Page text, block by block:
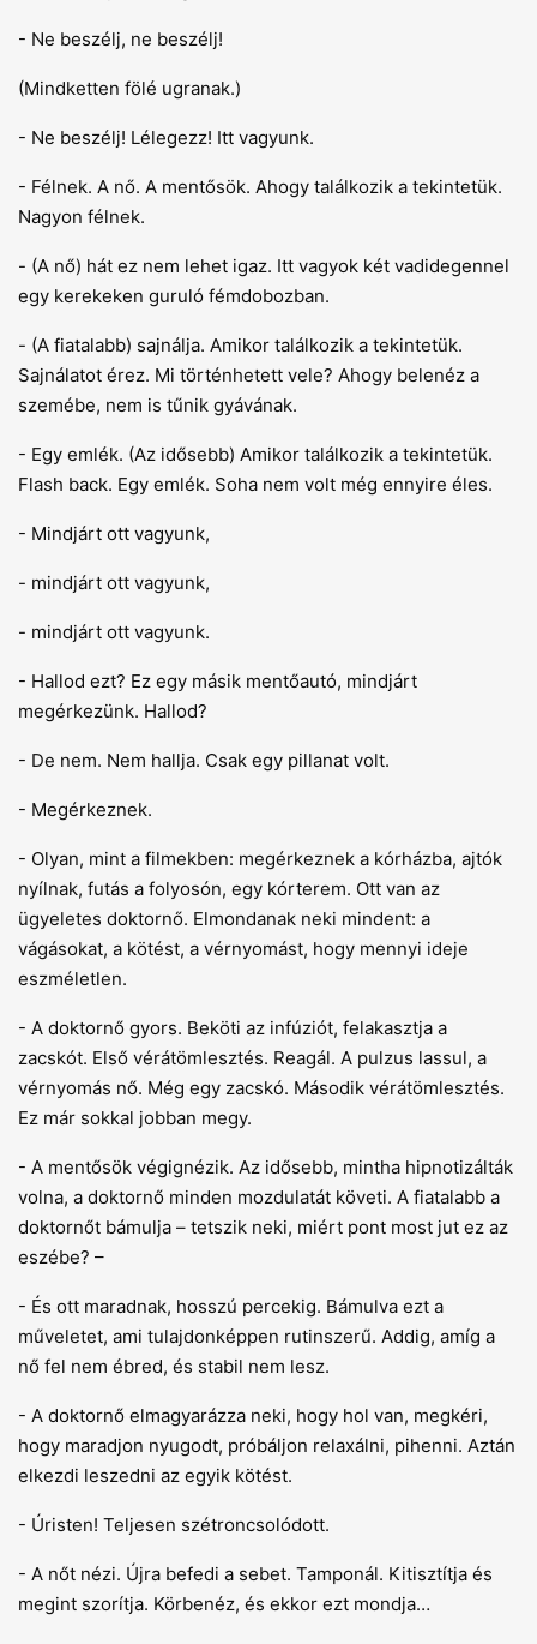
- Ne beszélj, ne beszélj!
(Mindketten fölé ugranak.)
- Ne beszélj! Lélegezz! Itt vagyunk.
- Félnek. A nő. A mentősök. Ahogy találkozik a tekintetük.
Nagyon félnek.
- (A nő) hát ez nem lehet igaz. Itt vagyok két vadidegennel
egy kerekeken guruló fémdobozban.
- (A fiatalabb) sajnálja. Amikor találkozik a tekintetük.
Sajnálatot érez. Mi történhetett vele? Ahogy belenéz a
szemébe, nem is tűnik gyávának.
- Egy emlék. (Az idősebb) Amikor találkozik a tekintetük.
Flash back. Egy emlék. Soha nem volt még ennyire éles.
- Mindjárt ott vagyunk,
- mindjárt ott vagyunk,
- mindjárt ott vagyunk.
- Hallod ezt? Ez egy másik mentőautó, mindjárt
megérkezünk. Hallod?
- De nem. Nem hallja. Csak egy pillanat volt.
- Megérkeznek.
- Olyan, mint a filmekben: megérkeznek a kórházba, ajtók
nyílnak, futás a folyosón, egy kórterem. Ott van az
ügyeletes doktornő. Elmondanak neki mindent: a
vágásokat, a kötést, a vérnyomást, hogy mennyi ideje
eszméletlen.
- A doktornő gyors. Beköti az infúziót, felakasztja a
zacskót. Első vérátömlesztés. Reagál. A pulzus lassul, a
vérnyomás nő. Még egy zacskó. Második vérátömlesztés.
Ez már sokkal jobban megy.
- A mentősök végignézik. Az idősebb, mintha hipnotizálták
volna, a doktornő minden mozdulatát követi. A fiatalabb a
doktornőt bámulja – tetszik neki, miért pont most jut ez az
eszébe? –
- És ott maradnak, hosszú percekig. Bámulva ezt a
műveletet, ami tulajdonképpen rutinszerű. Addig, amíg a
nő fel nem ébred, és stabil nem lesz.
- A doktornő elmagyarázza neki, hogy hol van, megkéri,
hogy maradjon nyugodt, próbáljon relaxálni, pihenni. Aztán
elkezdi leszedni az egyik kötést.
- Úristen! Teljesen szétroncsolódott.
- A nőt nézi. Újra befedi a sebet. Tamponál. Kitisztítja és
megint szorítja. Körbenéz, és ekkor ezt mondja…